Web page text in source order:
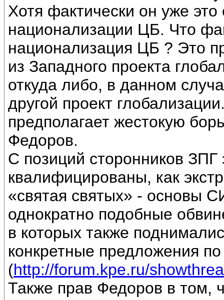
Хотя фактически он уже
национализации ЦБ. Что
национализация ЦБ ? Это
из Западного проекта
откуда либо, в данном
другой проект
предполагает жестокую
Федоров.
С позиций сторонников ЗПГ
квалифицированы, как
«святая святых» - основы
однократно подобные
в которых также
конкретные предложения
(http://forum.kpe.ru/
Также прав Федоров в том,